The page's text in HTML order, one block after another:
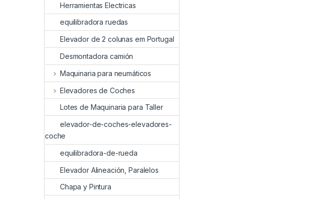
Herramientas Electricas
equilibradora ruedas
Elevador de 2 colunas em Portugal
Desmontadora camión
Maquinaria para neumáticos
Elevadores de Coches
Lotes de Maquinaria para Taller
elevador-de-coches-elevadores-
coche
equilibradora-de-rueda
Elevador Alineación, Paralelos
Chapa y Pintura